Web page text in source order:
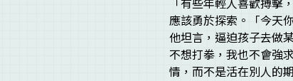
應該勇於探索。「今天
他坦言，逼迫孩子去做
不想打拳，我也不會強
情，而不是活在別人的